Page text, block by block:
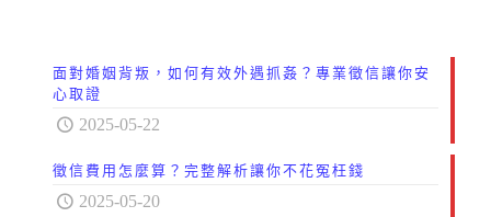
面對婚姻背叛，如何有效外遇抓姦？專業徵信讓你安
心取證
2025-05-22
徵信費用怎麼算？完整解析讓你不花冤枉錢
2025-05-20